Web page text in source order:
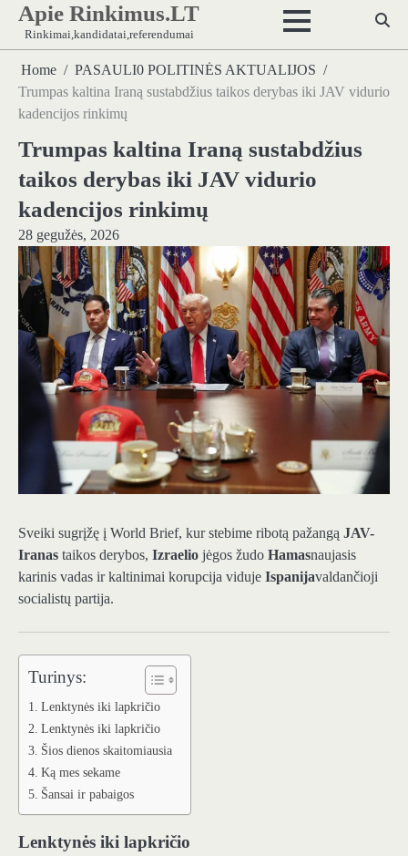
Skip
content
Apie Rinkimus.LT
Rinkimai,kandidatai,referendumai
Home
PASAULI0 POLITINĖS AKTUALIJOS
Trumpas kaltina Iraną sustabdžius taikos derybas iki JAV vidurio
kadencijos rinkimų
Trumpas kaltina Iraną sustabdžius
taikos derybas iki JAV vidurio
kadencijos rinkimų
28 gegužės, 2026
Sveiki sugrįžę į World Brief, kur stebime ribotą pažangą JAV-
Iranas taikos derybos, Izraelio jėgos žudo Hamasnaujasis
karinis vadas ir kaltinimai korupcija viduje Ispanijavaldančioji
socialistų partija.
Turinys:
Lenktynės iki lapkričio
Lenktynės iki lapkričio
Šios dienos skaitomiausia
Ką mes sekame
Šansai ir pabaigos
Lenktynės iki lapkričio